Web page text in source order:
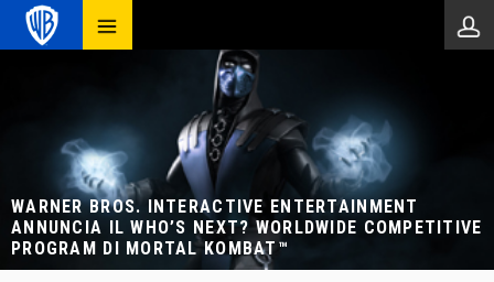
WARNER BROS. INTERACTIVE ENTERTAINMENT
ANNUNCIA IL WHO’S NEXT? WORLDWIDE COMPETITIVE
PROGRAM DI MORTAL KOMBAT™